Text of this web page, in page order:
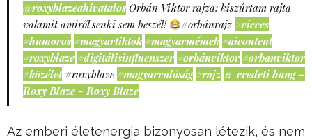
@roxyblazeahivatalos Orbán Viktor rajza: kiszúrtam rajta
valamit amiről senki sem beszél!
#orbánrajz #vicces
#humoros #magyartiktok #magyarmémek #aicontent
#roxyblaze #digitálisinfluenszer #orbánviktor #orbanviktor
#közélet #roxyblaze #magyarvalóság #rajz ♬ eredeti hang –
Roxy Blaze - Roxy Blaze
Az emberi életenergia bizonyosan létezik, és nem